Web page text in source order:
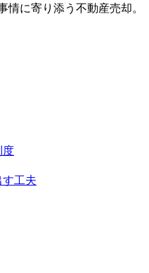
情に寄り添う不動産売却。
度
工夫